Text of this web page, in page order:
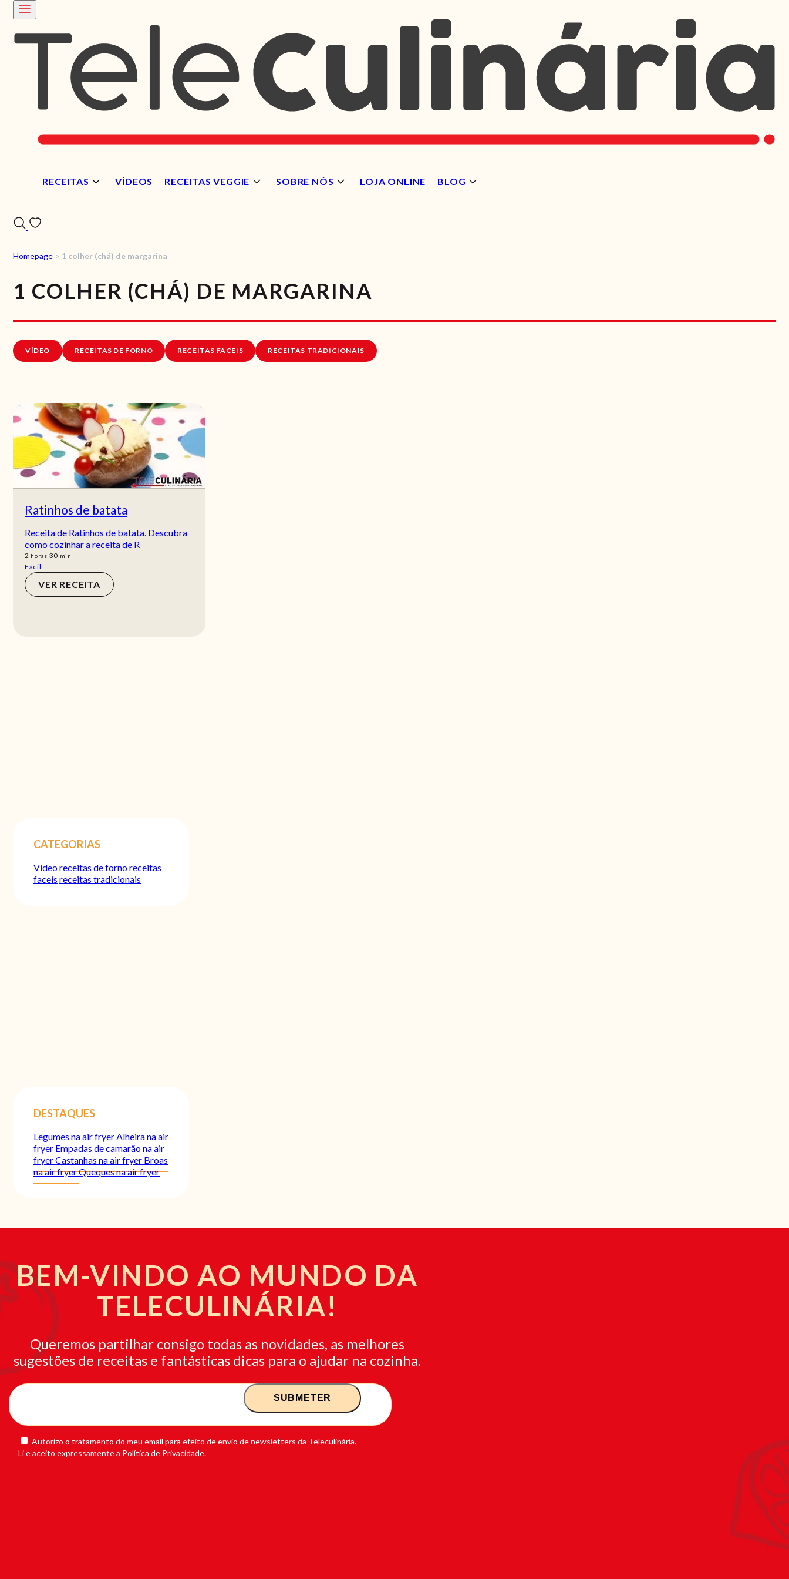
RECEITAS VÍDEOS RECEITAS VEGGIE SOBRE NÓS LOJA ONLINE BLOG
Homepage > 1 colher (chá) de margarina
1 COLHER (CHÁ) DE MARGARINA
VÍDEO RECEITAS DE FORNO RECEITAS FACEIS RECEITAS TRADICIONAIS
Ratinhos de batata
Receita de Ratinhos de batata. Descubra
como cozinhar a receita de R
2 horas
horas 30 min
min
Fácil
VER RECEITA
CATEGORIAS
Vídeoreceitas de fornoreceitas
faceisreceitas tradicionais
DESTAQUES
Legumes na air fryerAlheira na air
fryerEmpadas de camarão na air
fryerCastanhas na air fryerBroas
na air fryerQueques na air fryer
BEM-VINDO AO MUNDO DA
TELECULINÁRIA!
Queremos partilhar consigo todas as novidades, as melhores
sugestões de receitas e fantásticas dicas para o ajudar na cozinha.
Autorizo o tratamento do meu email para efeito de envio de newsletters da Teleculinária.
Li e aceito expressamente a Política de Privacidade.